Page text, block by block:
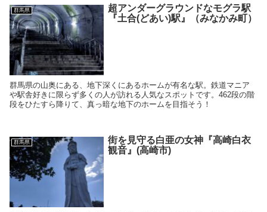
群馬県
超アンダーグラウンドなモグラ駅
『土合(どあい)駅』（みなかみ町）
群馬県の山奥にある、地下深くにあるホームが有名な駅。鉄道マニア
や駅舎好きに限らず多くの人が訪れる人気なスポットです。462段の階
段をひたすら降りて、真っ暗な地下のホームを目指そう！
群馬県
街を見守る白亜の女神『高崎白衣
観音』(高崎市)